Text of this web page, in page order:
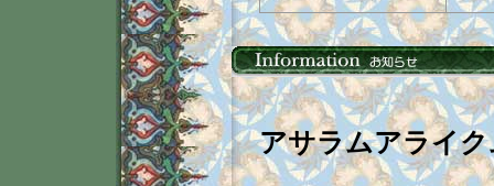
アサラムアライ